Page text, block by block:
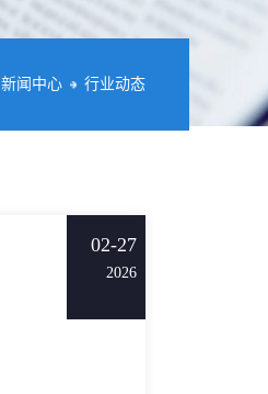
新闻中心 行业动态
02-27
2026